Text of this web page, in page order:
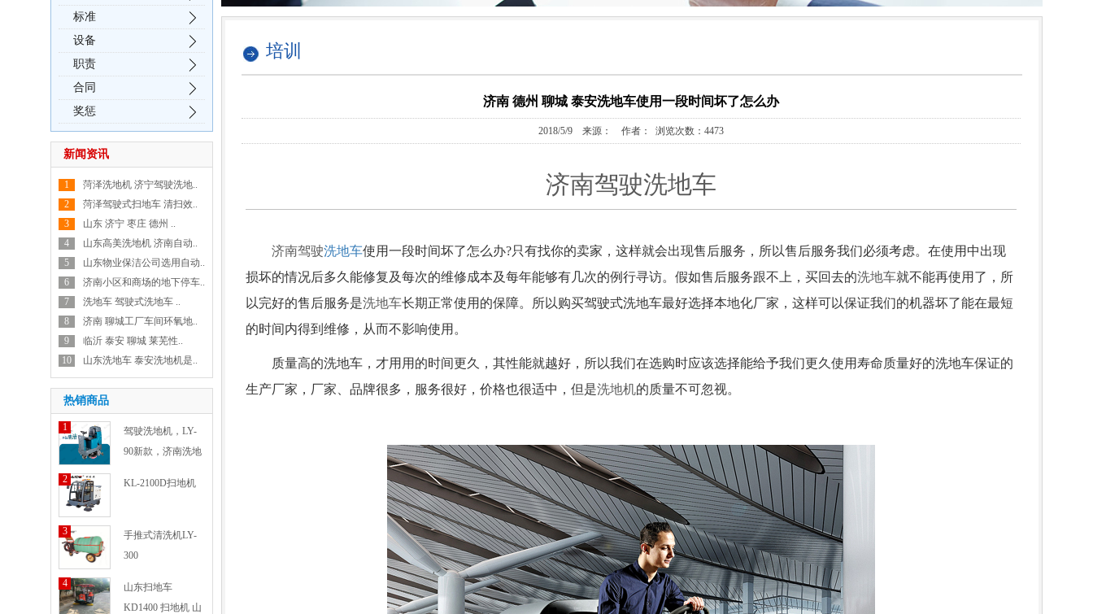
标准
设备
职责
合同
奖惩
新闻资讯
1
菏泽洗地机 济宁驾驶洗地..
2
菏泽驾驶式扫地车 清扫效..
3
山东 济宁 枣庄 德州 ..
4
山东高美洗地机 济南自动..
5
山东物业保洁公司选用自动..
6
济南小区和商场的地下停车..
7
洗地车 驾驶式洗地车 ..
8
济南 聊城工厂车间环氧地..
9
临沂 泰安 聊城 莱芜性..
10
山东洗地车 泰安洗地机是..
热销商品
1
驾驶洗地机，LY-
90新款，济南洗地
2 KL-2100D扫地机
3
手推式清洗机LY-
300
4
山东扫地车
KD1400 扫地机 山
培训
济南 德州 聊城 泰安洗地车使用一段时间坏了怎么办
2018/5/9 来源： 作者： 浏览次数：4473
济南驾驶洗地车
济南驾驶洗地车使用一段时间坏了怎么办?只有找你的卖家，这样就会出现售后服务，所以售后服务我们必须考虑。在使用中出现
损坏的情况后多久能修复及每次的维修成本及每年能够有几次的例行寻访。假如售后服务跟不上，买回去的洗地车就不能再使用了，所
以完好的售后服务是洗地车长期正常使用的保障。所以购买驾驶式洗地车最好选择本地化厂家，这样可以保证我们的机器坏了能在最短
的时间内得到维修，从而不影响使用。
质量高的洗地车，才用用的时间更久，其性能就越好，所以我们在选购时应该选择能给予我们更久使用寿命质量好的洗地车保证的
生产厂家，厂家、品牌很多，服务很好，价格也很适中，但是洗地机的质量不可忽视。